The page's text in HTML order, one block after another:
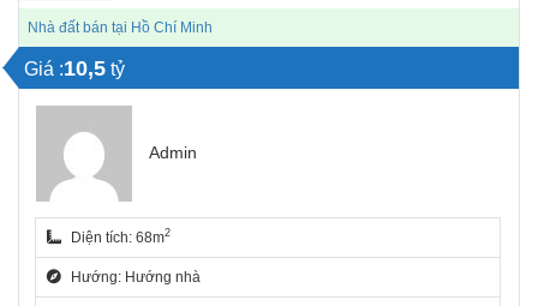
Nhà đất bán tại Hồ Chí Minh
Giá :10,5 tỷ
Admin
Diện tích: 68m2
Hướng: Hướng nhà